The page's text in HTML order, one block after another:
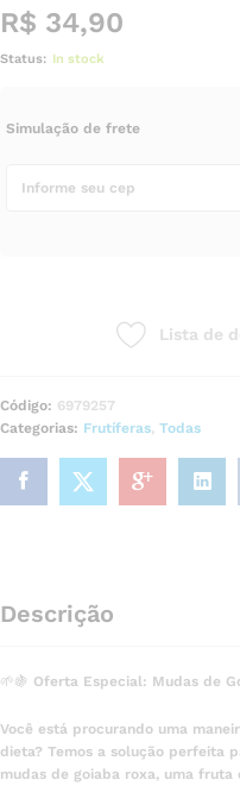
R$ 34,90
Status: In stock
Simulação de frete
Lista de
Código: 6979257
Categorias: Frutíferas, Todas
Descrição
🌱🍇 Oferta Especial: Mudas de
Você está procurando uma
dieta? Temos a solução perfeita
mudas de goiaba roxa, uma